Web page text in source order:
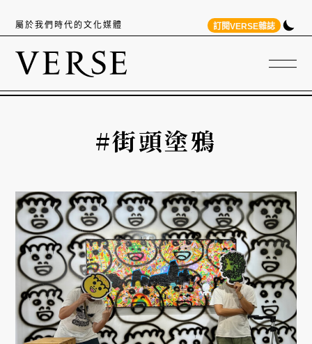
屬於我們時代的文化媒體 訂閱VERSE雜誌
#街頭塗鴉